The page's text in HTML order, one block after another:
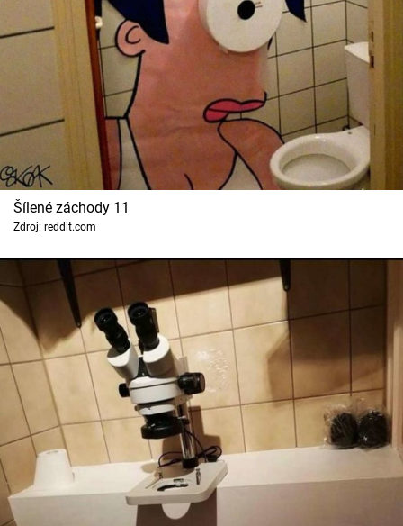
Šílené záchody 11
Zdroj: reddit.com